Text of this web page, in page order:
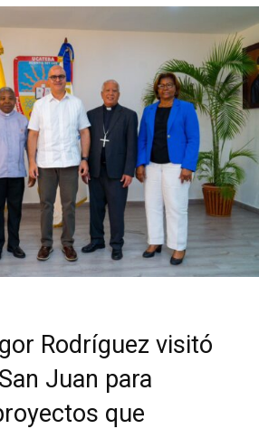
Rodríguez visitó
Juan para
que